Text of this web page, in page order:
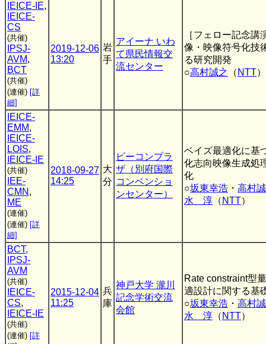
IEICE-IE,
IEICE-
CS
(共催)
IPSJ-
AVM,
BCT
(共催)
(連催) [詳
細]
2019-12-06
13:20
岩
手
アイーナ いわ
て県民情報交
流センター
［フェロー記念講
像・映像符号化技
る研究開発
○高村誠之 （ NTT）
IEICE-
EMM,
IEICE-
LOIS,
IEICE-IE
(共催)
IEE-
CMN ,
ME
(連催)
(連催) [詳
細]
2018-09-27
14:25
大
分
ビーコンプラ
ザ（別府国際
コンベンショ
ンセンター）
ベイズ最適化に基
化志向映像生成処
化
○坂東幸浩 ・ 高村
水 淳 （ NTT）
BCT,
IPSJ-
AVM
(共催)
IEICE-
CS,
IEICE-IE
(共催)
(連催) [詳
2015-12-04
11:25
兵
庫
神戸大学 瀧川
記念学術交流
会館
Rate constraint型
適設計に関する基
○坂東幸浩 ・ 高村
水 淳 （ NTT）